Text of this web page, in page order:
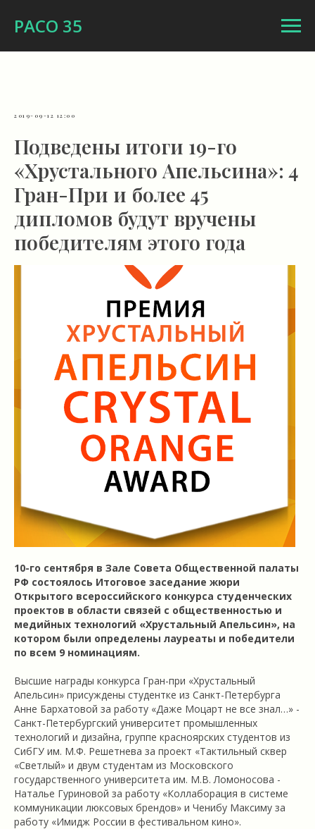
РАСО 35
2019-09-12 12:00
Подведены итоги 19-го
«Хрустального Апельсина»: 4
Гран-При и более 45
дипломов будут вручены
победителям этого года
10-го сентября в Зале Совета Общественной палаты
РФ состоялось Итоговое заседание жюри
Открытого всероссийского конкурса студенческих
проектов в области связей с общественностью и
медийных технологий «Хрустальный Апельсин», на
котором были определены лауреаты и победители
по всем 9 номинациям.
Высшие награды конкурса Гран-при «Хрустальный
Апельсин» присуждены студентке из Санкт-Петербурга
Анне Бархатовой за работу «Даже Моцарт не все знал…» -
Санкт-Петербургский университет промышленных
технологий и дизайна, группе красноярских студентов из
СибГУ им. М.Ф. Решетнева за проект «Тактильный сквер
«Светлый» и двум студентам из Московского
государственного университета им. М.В. Ломоносова -
Наталье Гуриновой за работу «Коллаборация в системе
коммуникации люксовых брендов» и Ченибу Максиму за
работу «Имидж России в фестивальном кино».